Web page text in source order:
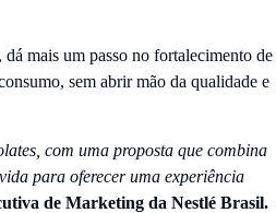
mais um passo no fortalecimento de
sem abrir mão da qualidade e
com uma proposta que combina
para oferecer uma experiência
de Marketing da Nestlé Brasil.